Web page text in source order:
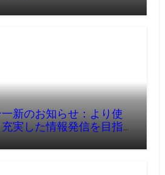
新のお知らせ：より使
実した情報発信を目指